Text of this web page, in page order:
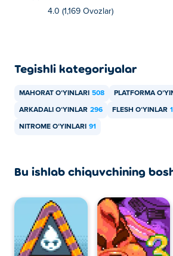
4.0 (1,169 Ovozlar)
Tegishli kategoriyalar
MAHORAT OʻYINLARI 508 PLATFORMA
ARKADALI OʻYINLAR 296 FLESH OʻYINLAR
NITROME OʻYINLARI 91
Bu ishlab chiquvchining